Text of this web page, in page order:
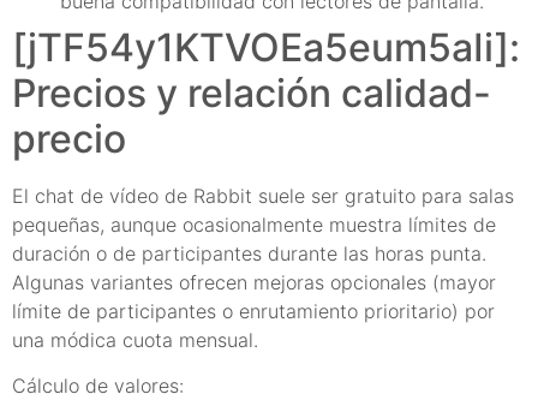
[jTF54y1KTVOEa5eum5aIi]:
Precios y relación calidad-
precio
El chat de vídeo de Rabbit suele ser gratuito para salas
pequeñas, aunque ocasionalmente muestra límites de
duración o de participantes durante las horas punta.
Algunas variantes ofrecen mejoras opcionales (mayor
límite de participantes o enrutamiento prioritario) por
una módica cuota mensual.
Cálculo de valores: